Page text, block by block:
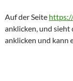
Auf der Seite
anklicken, und sieht
anklicken und kann